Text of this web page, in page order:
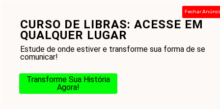
CURSO DE LIBRAS: ACESSE EM
QUALQUER LUGAR
Estude de onde estiver e transforme sua forma de se
comunicar!
Transforme Sua História
Agora!
Fechar
conteúdo
Menu
Home-Blog-Gestão das Emoções
Autoestima-Mensagem de Amor Próprio: A Jornada
para a Autoaceitação